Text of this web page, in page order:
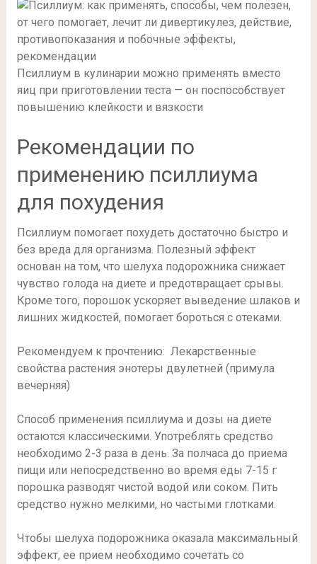
Псиллиум в кулинарии можно применять вместо
яиц при приготовлении теста — он поспособствует
повышению клейкости и вязкости
Рекомендации по
применению псиллиума
для похудения
Псиллиум помогает похудеть достаточно быстро и
без вреда для организма. Полезный эффект
основан на том, что шелуха подорожника снижает
чувство голода на диете и предотвращает срывы.
Кроме того, порошок ускоряет выведение шлаков и
лишних жидкостей, помогает бороться с отеками.
Рекомендуем к прочтению: Лекарственные
свойства растения энотеры двулетней (примула
вечерняя)
Способ применения псиллиума и дозы на диете
остаются классическими. Употреблять средство
необходимо 2-3 раза в день. За полчаса до приема
пищи или непосредственно во время еды 7-15 г
порошка разводят чистой водой или соком. Пить
средство нужно мелкими, но частыми глотками.
Чтобы шелуха подорожника оказала максимальный
эффект, ее прием необходимо сочетать со